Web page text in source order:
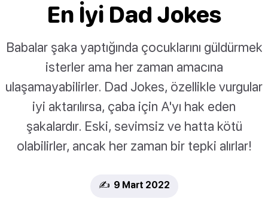
En İyi Dad Jokes
Babalar şaka yaptığında çocuklarını güldürmek
isterler ama her zaman amacına
ulaşamayabilirler. Dad Jokes, özellikle vurgular
iyi aktarılırsa, çaba için A'yı hak eden
şakalardır. Eski, sevimsiz ve hatta kötü
olabilirler, ancak her zaman bir tepki alırlar!
✍️ 9 Mart 2022